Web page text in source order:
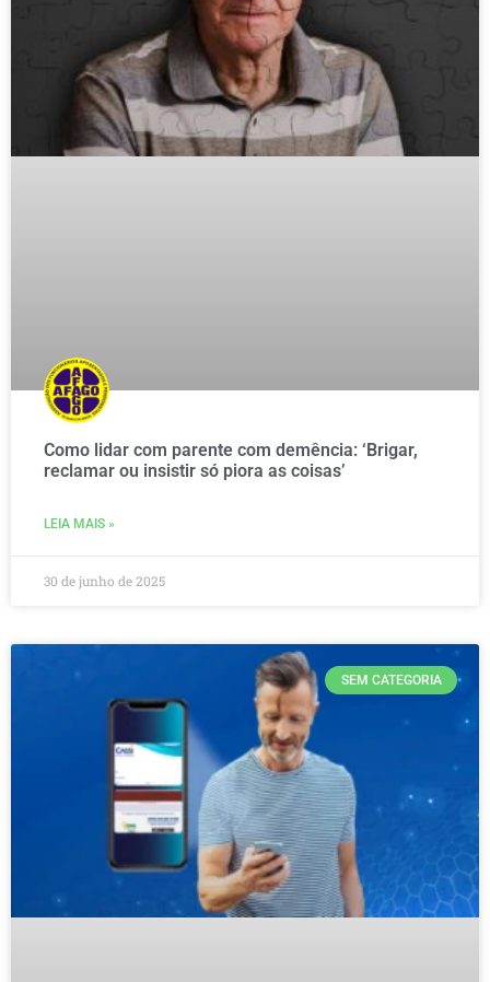
Como lidar com parente com demência: ‘Brigar,
reclamar ou insistir só piora as coisas’
LEIA MAIS »
30 de junho de 2025
SEM CATEGORIA